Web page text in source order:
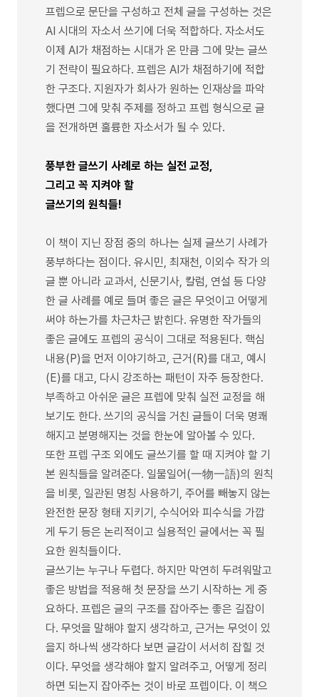
프렙으로 문단을 구성하고 전체 글을 구성하는 것은
AI 시대의 자소서 쓰기에 더욱 적합하다. 자소서도
이제 AI가 채점하는 시대가 온 만큼 그에 맞는 글쓰
기 전략이 필요하다. 프렙은 AI가 채점하기에 적합
한 구조다. 지원자가 회사가 원하는 인재상을 파악
했다면 그에 맞춰 주제를 정하고 프렙 형식으로 글
을 전개하면 훌륭한 자소서가 될 수 있다.
풍부한 글쓰기 사례로 하는 실전 교정,
그리고 꼭 지켜야 할
글쓰기의 원칙들!
이 책이 지닌 장점 중의 하나는 실제 글쓰기 사례가
풍부하다는 점이다. 유시민, 최재천, 이외수 작가 의
글 뿐 아니라 교과서, 신문기사, 칼럼, 연설 등 다양
한 글 사례를 예로 들며 좋은 글은 무엇이고 어떻게
써야 하는가를 차근차근 밝힌다. 유명한 작가들의
좋은 글에도 프렙의 공식이 그대로 적용된다. 핵심
내용(P)을 먼저 이야기하고, 근거(R)를 대고, 예시
(E)를 대고, 다시 강조하는 패턴이 자주 등장한다.
부족하고 아쉬운 글은 프렙에 맞춰 실전 교정을 해
보기도 한다. 쓰기의 공식을 거친 글들이 더욱 명쾌
해지고 분명해지는 것을 한눈에 알아볼 수 있다.
또한 프렙 구조 외에도 글쓰기를 할 때 지켜야 할 기
본 원칙들을 알려준다. 일물일어(一物一語)의 원칙
을 비롯, 일관된 명칭 사용하기, 주어를 빼놓지 않는
완전한 문장 형태 지키기, 수식어와 피수식을 가깝
게 두기 등은 논리적이고 실용적인 글에서는 꼭 필
요한 원칙들이다.
글쓰기는 누구나 두렵다. 하지만 막연히 두려워말고
좋은 방법을 적용해 첫 문장을 쓰기 시작하는 게 중
요하다. 프렙은 글의 구조를 잡아주는 좋은 길잡이
다. 무엇을 말해야 할지 생각하고, 근거는 무엇이 있
을지 하나씩 생각하다 보면 글감이 서서히 잡힐 것
이다. 무엇을 생각해야 할지 알려주고, 어떻게 정리
하면 되는지 잡아주는 것이 바로 프렙이다. 이 책으